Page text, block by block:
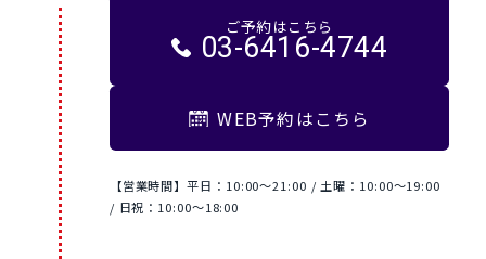
ご予約はこちら
03-6416-4744
WEB予約はこちら
【営業時間】平日：10:00～21:00 / 土曜：10:00〜19:00
/ 日祝：10:00〜18:00